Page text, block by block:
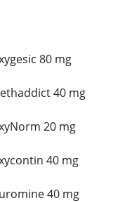
80 mg
40 mg
20 mg
40 mg
40 mg